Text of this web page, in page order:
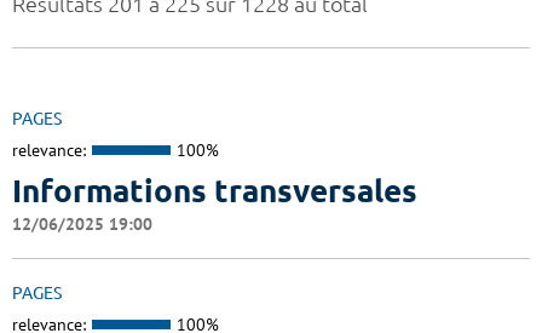
PAGES
relevance: 100%
Informations transversales
12/06/2025 19:00
PAGES
relevance: 100%